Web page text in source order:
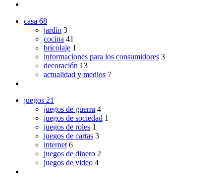
casa 68
jardín 3
cocina 41
bricolaje 1
informaciones para los consumidores 3
decoración 13
actualidad y medios 7
juegos 21
juegos de guerra 4
juegos de sociedad 1
juegos de roles 1
juegos de cartas 3
internet 6
juegos de dinero 2
juegos de video 4